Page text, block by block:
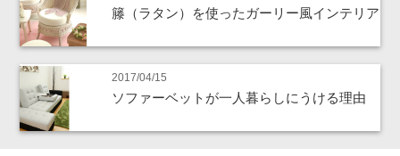
籐（ラタン）を使ったガーリー風インテリア
2017/04/15
ソファーベットが一人暮らしにうける理由